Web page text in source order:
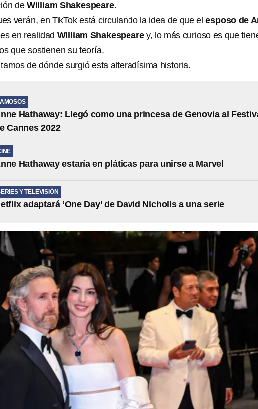
deWilliam Shakespeare.
verán, en TikTok está circulando la idea de que elesposo de
en realidad William Shakespearey, lo más curioso es que
que sostienen su teoría.
de dónde surgió esta alteradísima historia.
Hathaway: Llegó como una princesa de Genovia al
Cannes 2022
Hathaway estaría en pláticas para unirse a Marvel
Y TELEVISIÓN
adaptará ‘One Day’ de David Nicholls a una serie